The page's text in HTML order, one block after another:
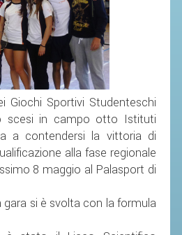
Giochi Sportivi Studenteschi
scesi in campo otto Istituti
a contendersi la vittoria di
alla fase regionale
8 maggio al Palasport di
gara si è svolta con la formula
PATROCINIO
FEDERALE
DI GIUSTIZIA FEDERALE